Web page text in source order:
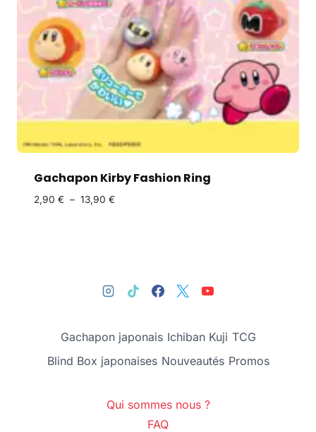
Gachapon Kirby Fashion Ring
2,90 € – 13,90 €
Gachapon japonais Ichiban Kuji TCG
Blind Box japonaises Nouveautés Promos
Qui sommes nous ?
FAQ